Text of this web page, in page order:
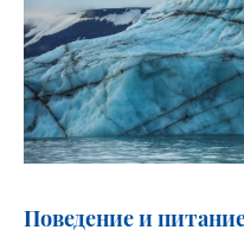
Поведение и